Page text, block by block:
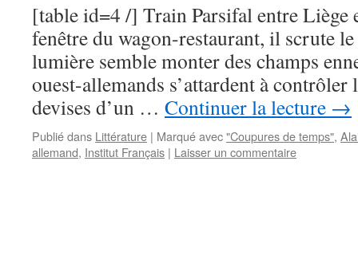
[table id=4 /] Train Parsifal entre Liège
fenêtre du wagon-restaurant, il scrute
lumière semble monter des champs
ouest-allemands s’attardent à
devises d’un … Continuer la lecture →
Publié dans Littérature | Marqué avec"Coupures de temps",
allemand, Institut Français | Laisser un commentaire